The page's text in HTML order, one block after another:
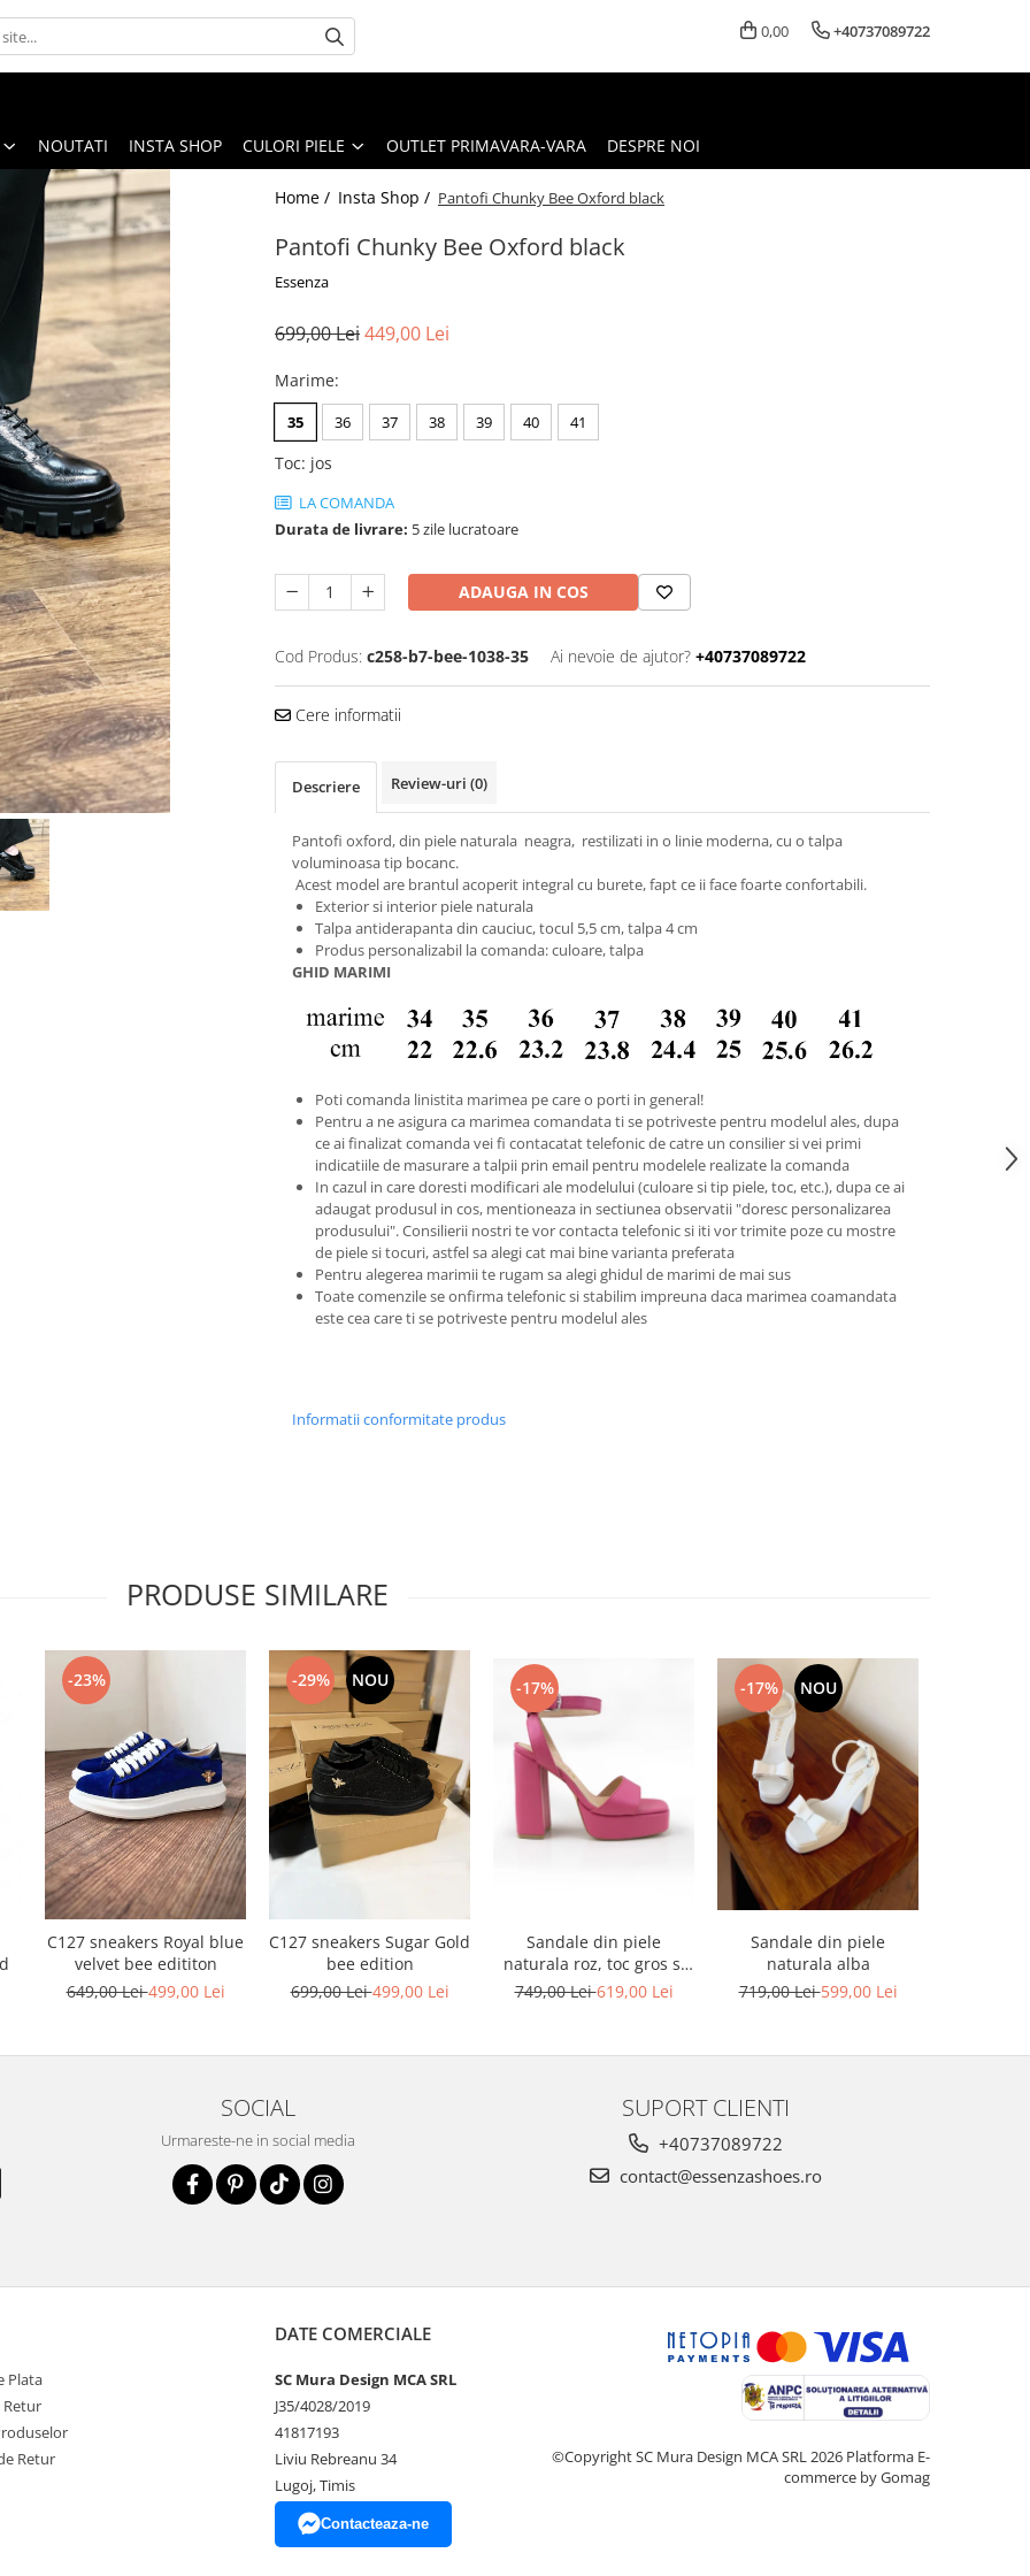
0,00 +40737089722
NOUTATI INSTA SHOP CULORI PIELE OUTLET PRIMAVARA-VARA DESPRE NOI
Home / Insta Shop / Pantofi Chunky Bee Oxford black
Pantofi Chunky Bee Oxford black
Essenza
699,00 Lei449,00 Lei
Marime:
35 36 37 38 39 40 41
Toc: jos
LA COMANDA
Durata de livrare: 5 zile lucratoare
ADAUGA IN COS
Cod Produs: c258-b7-bee-1038-35 Ai nevoie de ajutor? +40737089722
Cere informatii
Descriere Review-uri (0)
Pantofi oxford, din piele naturala neagra, restilizati in o linie moderna, cu o talpa
voluminoasa tip bocanc.
Acest model are brantul acoperit integral cu burete, fapt ce ii face foarte confortabili.
Exterior si interior piele naturala
Talpa antiderapanta din cauciuc, tocul 5,5 cm, talpa 4 cm
Produs personalizabil la comanda: culoare, talpa
GHID MARIMI
Poti comanda linistita marimea pe care o porti in general!
Pentru a ne asigura ca marimea comandata ti se potriveste pentru modelul ales, dupa
ce ai finalizat comanda vei fi contacatat telefonic de catre un consilier si vei primi
indicatiile de masurare a talpii prin email pentru modelele realizate la comanda
In cazul in care doresti modificari ale modelului (culoare si tip piele, toc, etc.), dupa ce ai
adaugat produsul in cos, mentioneaza in sectiunea observatii "doresc personalizarea
produsului". Consilierii nostri te vor contacta telefonic si iti vor trimite poze cu mostre
de piele si tocuri, astfel sa alegi cat mai bine varianta preferata
Pentru alegerea marimii te rugam sa alegi ghidul de marimi de mai sus
Toate comenzile se onfirma telefonic si stabilim impreuna daca marimea coamandata
este cea care ti se potriveste pentru modelul ales
Informatii conformitate produs
PRODUSE SIMILARE
-23%
C127 sneakers Royal blue
velvet bee edititon
649,00 Lei499,00 Lei
-29% NOU
C127 sneakers Sugar Gold
bee edition
699,00 Lei499,00 Lei
-17%
Sandale din piele
naturala roz, toc gros si
platforma
749,00 Lei619,00 Lei
-17% NOU
Sandale din piele
naturala alba
719,00 Lei599,00 Lei
SOCIAL
Urmareste-ne in social media
SUPORT CLIENTI
+40737089722
contact@essenzashoes.ro
Plata
Retur
Retur
DATE COMERCIALE
SC Mura Design MCA SRL
J35/4028/2019
41817193
Liviu Rebreanu 34
Lugoj, Timis
Contacteaza-ne
©Copyright SC Mura Design MCA SRL 2026 Platforma E-
commerce by Gomag